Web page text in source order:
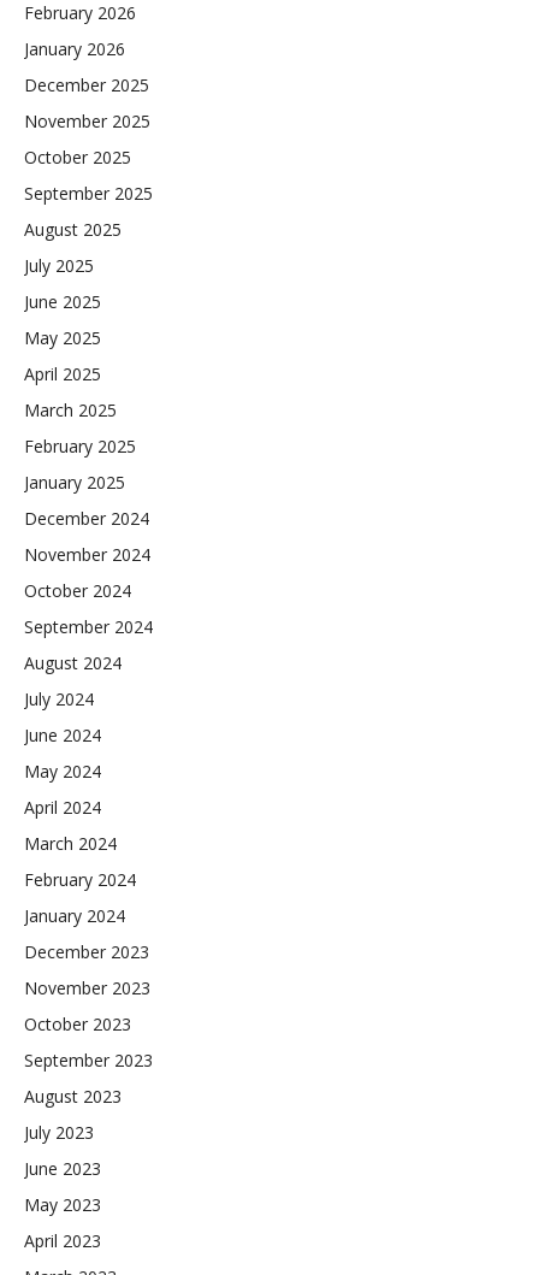
February 2026
January 2026
December 2025
November 2025
October 2025
September 2025
August 2025
July 2025
June 2025
May 2025
April 2025
March 2025
February 2025
January 2025
December 2024
November 2024
October 2024
September 2024
August 2024
July 2024
June 2024
May 2024
April 2024
March 2024
February 2024
January 2024
December 2023
November 2023
October 2023
September 2023
August 2023
July 2023
June 2023
May 2023
April 2023